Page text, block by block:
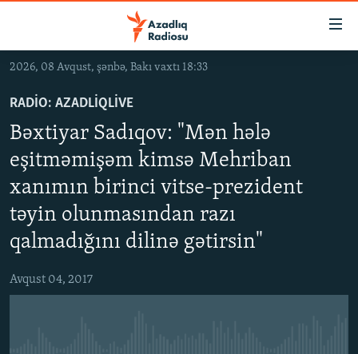
Əsas
qayıt
Əsas
naviqasiyaya
qayıt
Axtarışa
keç
KORRUPSIOMETR
#ƏSLINDƏ
FƏRQƏ BAX
QANUNI DOĞRU
ARAŞDIRMA
MULTIMEDIA
2026, 08 Avqust, şənbə, Bakı vaxtı 18:33
RADIO: AZADLIQLIVE
Bəxtiyar Sadıqov: "Mən hələ
eşitməmişəm kimsə Mehriban
xanımın birinci vitse-prezident
təyin olunmasından razı
qalmadığını dilinə gətirsin"
Avqust 04, 2017